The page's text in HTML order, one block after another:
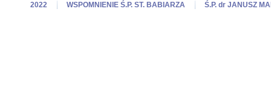
2022
WSPOMNIENIE Ś.P. ST. BABIARZA Ś.P. dr JANUSZ